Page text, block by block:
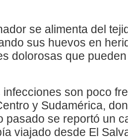
se alimenta del
sus huevos en
dolorosas que
infecciones son poco
y Sudamérica,
pasado se reportó un
viajado desde El